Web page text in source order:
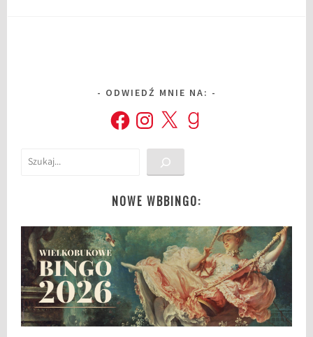
ODWIEDŹ MNIE NA:
FacebookInstagram
X Goodreads
Szukaj
NOWE WBBINGO: